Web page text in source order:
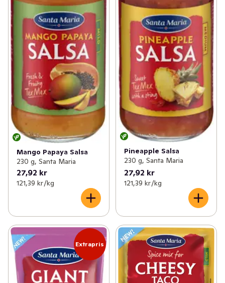
Mango Papaya Salsa
230 g, Santa Maria
27,92 kr
121,39 kr /kg
Pineapple Salsa
230 g, Santa Maria
27,92 kr
121,39 kr /kg
Extrapris